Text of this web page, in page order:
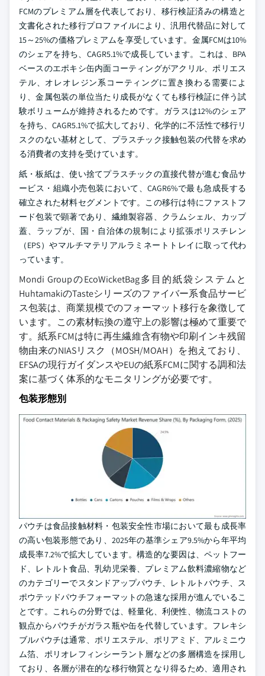
FCMのプレミアム層を代表しており、移行検証済みの構造と
文書化された移行プロファイルにより、汎用代替品に対して
15～25%の価格プレミアムを享受しています。金属FCMは10%
のシェアを持ち、CAGR5.1%で成長しています。これは、BPA
ベースのエポキシ缶内面コーティングがアクリル、ポリエス
テル、オレオレジン系コーティングに置き換わる需要によ
り、金属包装の単位当たり成長がなくても移行検証に伴う試
験ボリュームが維持されるためです。ガラスは12%のシェア
を持ち、CAGR5.1%で拡大しており、化学的に不活性で移行リ
スクのない基材として、プラスチック接触包装の代替を求め
る消費者の支持を受けています。
紙・板紙は、使い捨てプラスチックの直接代替が進む食品サ
ービス・組織小売包装において、CAGR6%で最も急成長する
確立された材料セグメントです。この移行は特にファストフ
ード包装で顕著であり、繊維製容器、クラムシェル、カップ
蓋、ラップが、国・自治体の規制により拡張ポリスチレン
（EPS）やマルチマテリアルラミネートトレイに取って代わ
っています。
Mondi GroupのEcoWicketBag多目的紙袋システムと
HuhtamakiのTasteシリーズのファイバー系食品サービ
ス包装は、商業規模でのフォーマット移行を象徴して
います。この素材転換の遵守上の影響は極めて重要で
す。紙系FCMは特に再生繊維含有物や印刷インキ残留
物由来のNIASリスク（MOSH/MOAH）を抱えており、
EFSAの現行ガイダンスやEUの紙系FCMに関する調和法
案に基づく体系的なモニタリングが必要です。
包装形態別
パウチは食品接触材料・包装安全性市場において最も成長率
の高い包装形態であり、2025年の基準シェア9.5%から年平均
成長率7.2%で拡大しています。構造的な要因は、ペットフー
ド、レトルト食品、乳幼児栄養、プレミアム飲料濃縮物など
のカテゴリーでスタンドアップパウチ、レトルトパウチ、ス
ポウテッドパウチフォーマットの急速な採用が進んでいるこ
とです。これらの分野では、軽量化、利便性、物流コストの
観点からパウチがガラス瓶や缶を代替しています。フレキシ
ブルパウチは通常、ポリエステル、ポリアミド、アルミニウ
ム箔、ポリオレフィンシーラント層などの多層構造を採用し
ており、各層が潜在的な移行物質となり得るため、適用され